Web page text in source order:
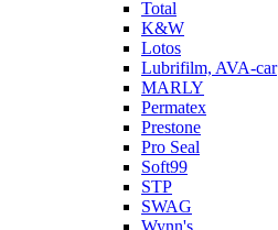
Total
K&W
Lotos
Lubrifilm, AVA-car
MARLY
Permatex
Prestone
Pro Seal
Soft99
STP
SWAG
Wynn's